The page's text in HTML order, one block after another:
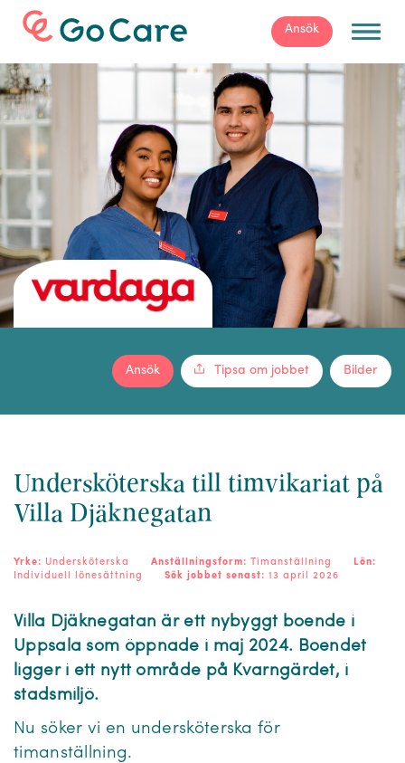
För arbetsgivare Ansök
Bilder
Tipsa om jobbet
Ansök
Undersköterska till timvikariat på
Villa Djäknegatan
Yrke: Undersköterska Anställningsform: Timanställning
Lön:
Individuell lönesättning
Sök jobbet senast: 13 april 2026
Villa Djäknegatan är ett nybyggt boende i
Uppsala som öppnade i maj 2024. Boendet
ligger i ett nytt område på Kvarngärdet, i
stadsmiljö.
Nu söker vi en undersköterska för
timanställning.